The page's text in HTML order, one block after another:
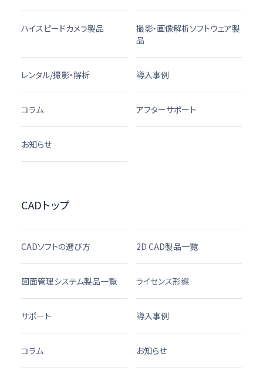
ハイスピードカメラ製品
撮影・画像解析ソフトウェア製
品
レンタル/撮影・解析 導入事例
コラム アフターサポート
お知らせ
CADトップ
CADソフトの選び方 2D CAD製品一覧
図面管理システム製品一覧 ライセンス形態
サポート 導入事例
コラム お知らせ